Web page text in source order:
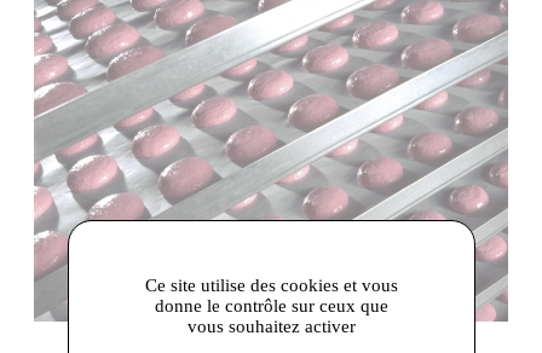
Ce site utilise des cookies et vous
donne le contrôle sur ceux que
vous souhaitez activer